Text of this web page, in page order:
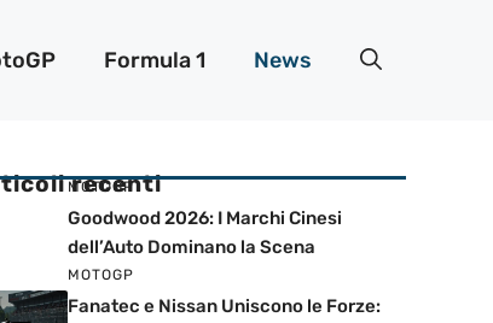
Formula 1 News
recenti
MOTOGP
Goodwood 2026: I Marchi Cinesi
dell’Auto Dominano la Scena
MOTOGP
Fanatec e Nissan Uniscono le Forze: